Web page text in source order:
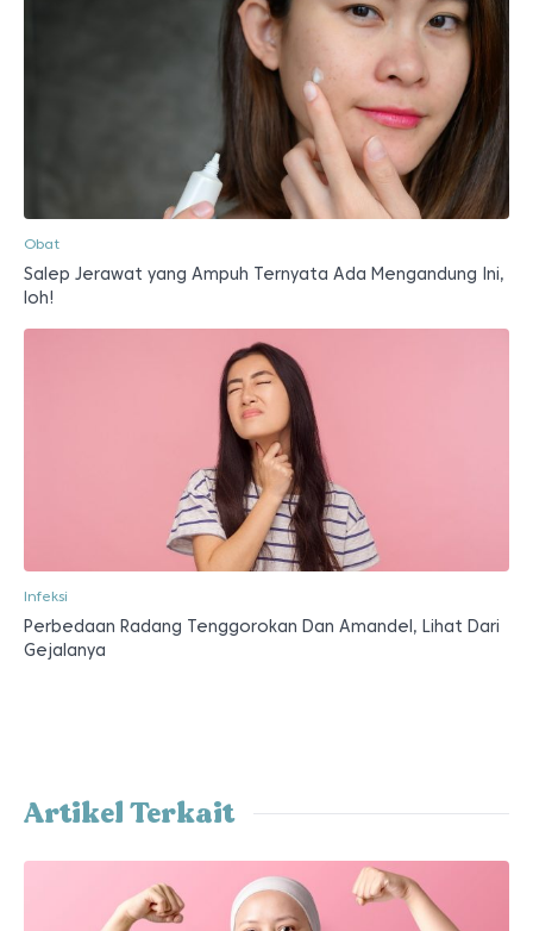
Obat
Salep Jerawat yang Ampuh Ternyata Ada Mengandung Ini,
loh!
Infeksi
Perbedaan Radang Tenggorokan Dan Amandel, Lihat Dari
Gejalanya
Artikel Terkait